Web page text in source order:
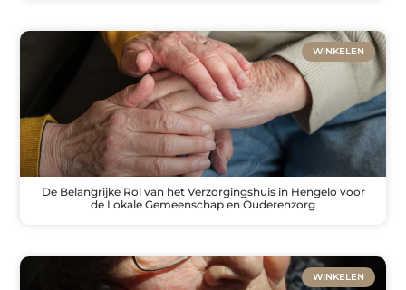
WINKELEN
De Belangrijke Rol van het Verzorgingshuis in Hengelo voor
de Lokale Gemeenschap en Ouderenzorg
WINKELEN